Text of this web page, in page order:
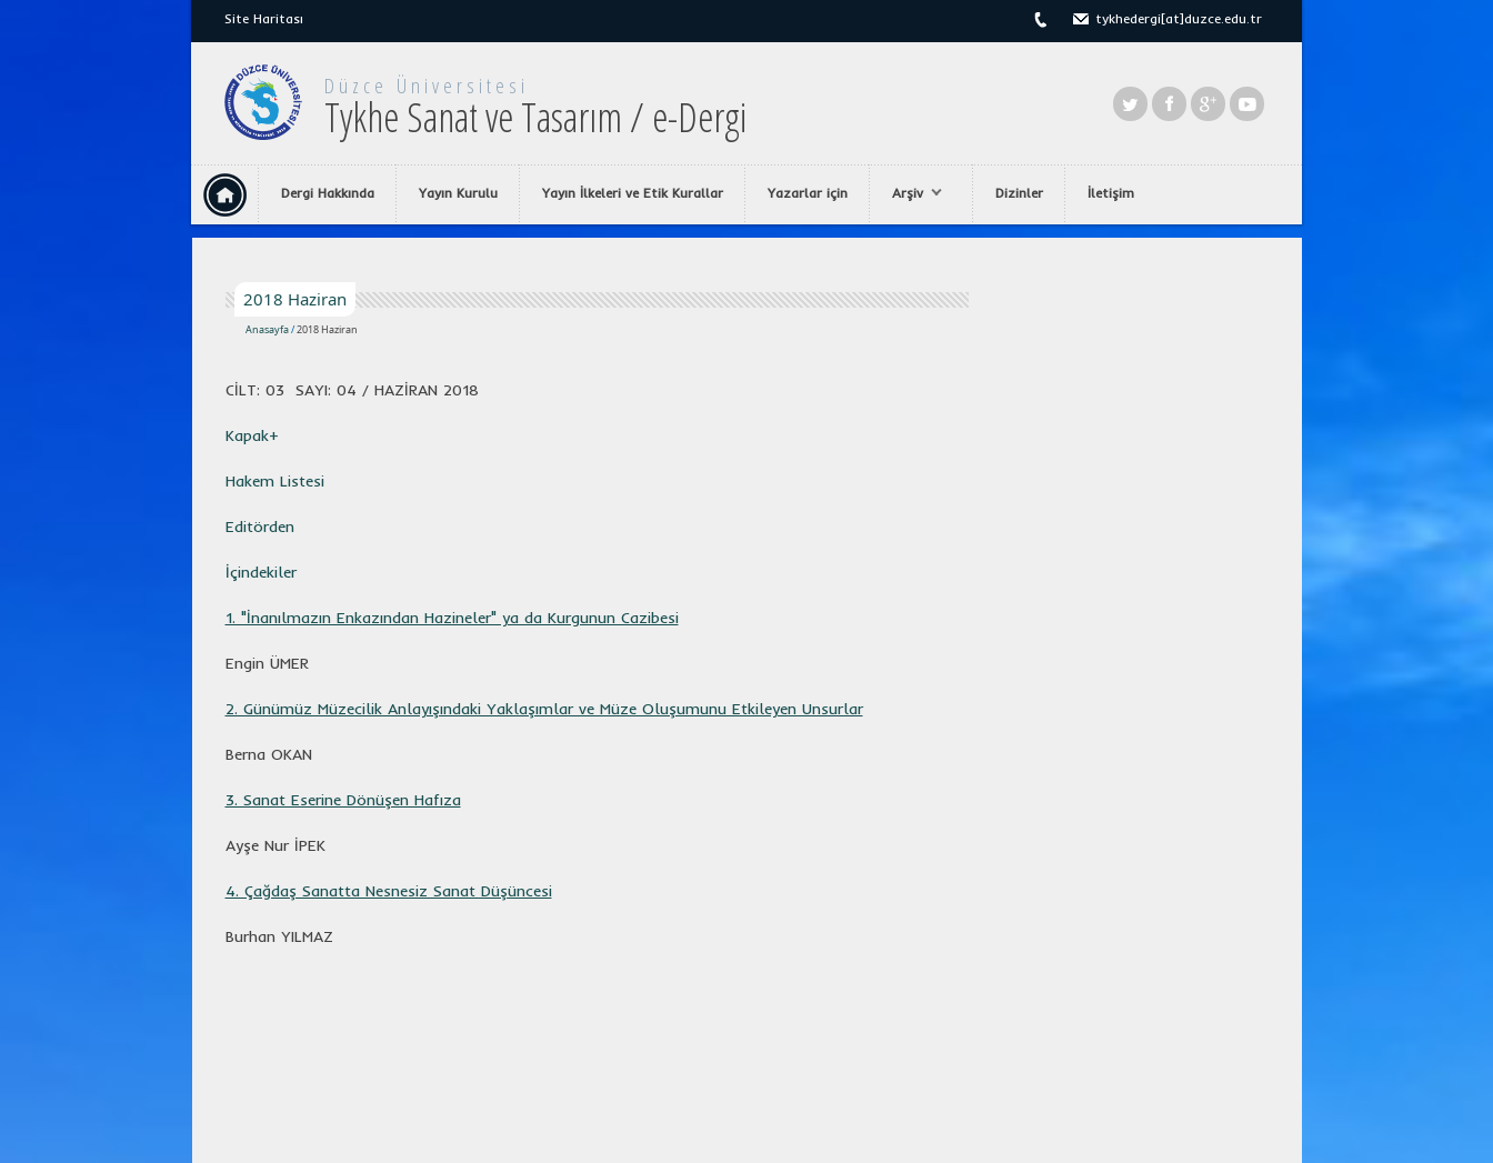
Site Haritası tykhedergi[at]duzce.edu.tr
Düzce Üniversitesi
Tykhe Sanat ve Tasarım / e-Dergi
Dergi Hakkında Yayın Kurulu Yayın İlkeleri ve Etik Kurallar Yazarlar için Arşiv Dizinler İletişim
2018 Haziran
Anasayfa/2018 Haziran
CİLT: 03 SAYI: 04 / HAZİRAN 2018
Kapak+
Hakem Listesi
Editörden
İçindekiler
1. "İnanılmazın Enkazından Hazineler" ya da Kurgunun Cazibesi
Engin ÜMER
2. Günümüz Müzecilik Anlayışındaki Yaklaşımlar ve Müze Oluşumunu Etkileyen Unsurlar
Berna OKAN
3. Sanat Eserine Dönüşen Hafıza
Ayşe Nur İPEK
4. Çağdaş Sanatta Nesnesiz Sanat Düşüncesi
Burhan YILMAZ